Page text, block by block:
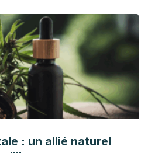
food: an evidence-based
Food Science and Nutrition,
doi/abs/10.1080/
M., AL-Harbi, M. S., Alkafafy, M.
S. A. M. (2018). Physiological and
obesity effects of pineapple
male Wistar rat.
, 1429-1438.
: un allié naturel